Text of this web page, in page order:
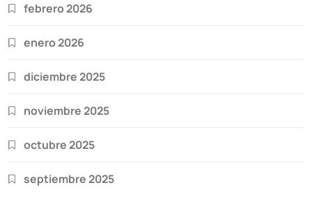
febrero 2026
enero 2026
diciembre 2025
noviembre 2025
octubre 2025
septiembre 2025